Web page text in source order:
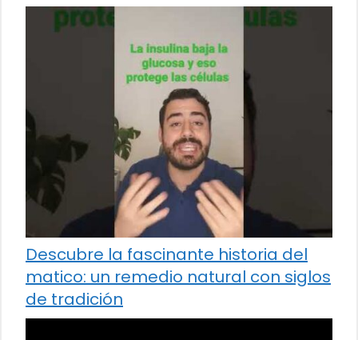
Descubre la fascinante historia del
matico: un remedio natural con siglos
de tradición